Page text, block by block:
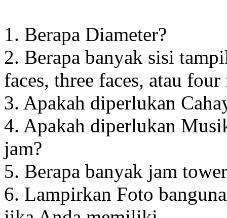
1. Berapa Diameter?
2. Berapa banyak sisi
faces, three faces, atau four
3. Apakah diperlukan
4. Apakah diperlukan
jam?
5. Berapa banyak jam
6. Lampirkan Foto